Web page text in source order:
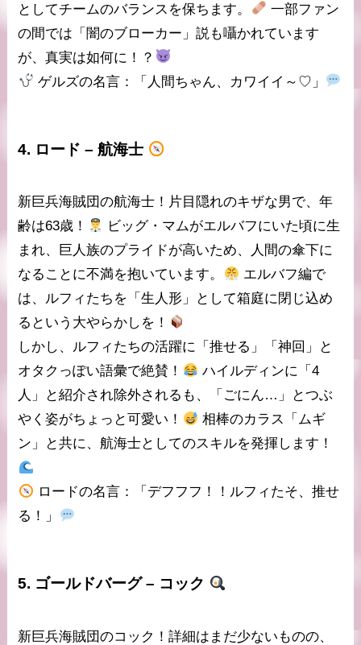
としてチームのバランスを保ちます。
一部ファン
の間では「闇のブローカー」説も囁かれています
が、真実は如何に！？
ゲルズの名言：「人間ちゃん、カワイイ～♡」
4. ロード – 航海士
新巨兵海賊団の航海士 ！片目隠れのキザな男で、年
齢は63歳 ！
ビッグ・マムがエルバフにいた頃に生
まれ、巨人族のプライドが高いため、
人間の傘下に
なることに不満を抱いています。
エルバフ編で
は、ルフィたちを「生人形」として箱庭に閉じ込め
るという 大やらかし を！
しかし、ルフィたちの活躍に「推せる」「神回」と
オタクっぽい語彙で絶賛！
ハイルディンに「4
人」と紹介され除外されるも、「ごにん…」とつぶ
やく姿がちょっと可愛い！
相棒のカラス「ムギ
ン」と共に、航海士としてのスキルを発揮します！
ロードの名言：「デフフフ！！ルフィたそ、推せ
る！」
5. ゴールドバーグ– コック
新巨兵海賊団のコック ！詳細はまだ少ないものの、